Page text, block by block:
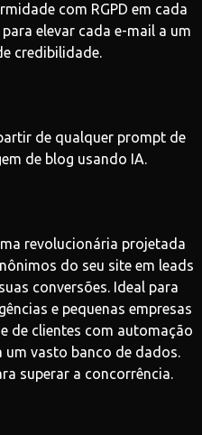
com RGPD em cada
elevar cada e-mail a um
credibilidade.
de qualquer prompt de
de blog usando IA.
revolucionária projetada
do seu site em leads
conversões. Ideal para
e pequenas empresas
de clientes com automação
um vasto banco de dados.
superar a concorrência.